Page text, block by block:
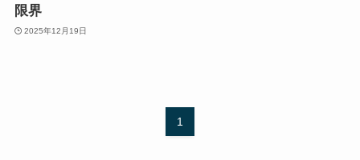
限界
2025年12月19日
1